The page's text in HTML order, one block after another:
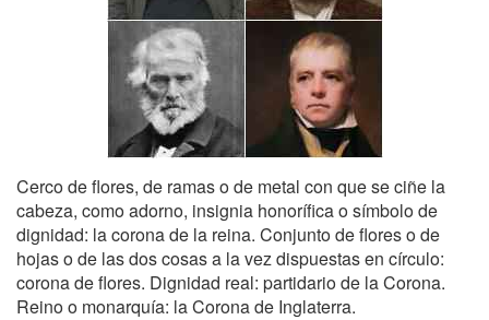
Cerco de flores, de ramas o de metal con que se ciñe la
cabeza, como adorno, insignia honorífica o símbolo de
dignidad: la corona de la reina. Conjunto de flores o de
hojas o de las dos cosas a la vez dispuestas en círculo:
corona de flores. Dignidad real: partidario de la Corona.
Reino o monarquía: la Corona de Inglaterra.